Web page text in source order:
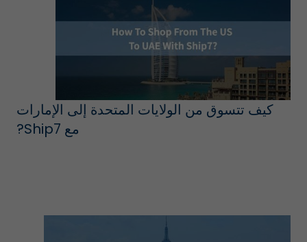
كيف تتسوق من الولايات المتحدة إلى الإمارات
مع Ship7?